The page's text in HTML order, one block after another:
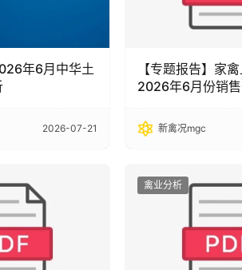
年6月中华土
2026-07-21
【专题报告】家
2026年6月份销
新禽况mgc
禽业分析